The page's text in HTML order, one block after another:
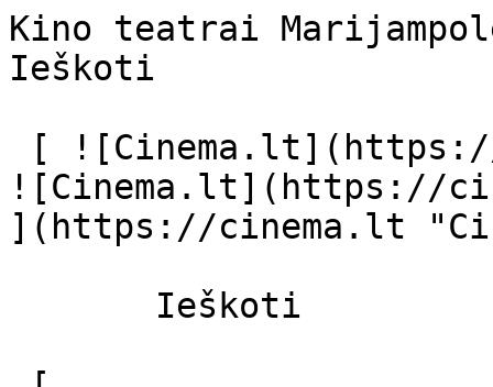
Kino teatrai
Ieškoti
![Cinema.lt](https://
](https://cinema.lt